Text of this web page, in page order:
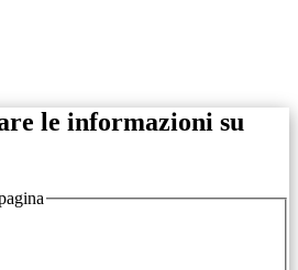
le informazioni su